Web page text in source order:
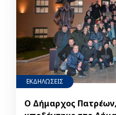
ΕΚΔΗΛΩΣΕΙΣ
Ο Δήμαρχος